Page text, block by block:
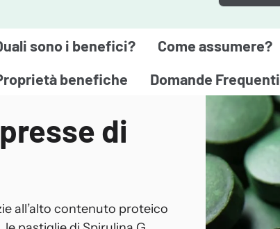
sono i benefici? Come assumere?
benefiche
Domande Frequenti
di
all’alto contenuto proteico